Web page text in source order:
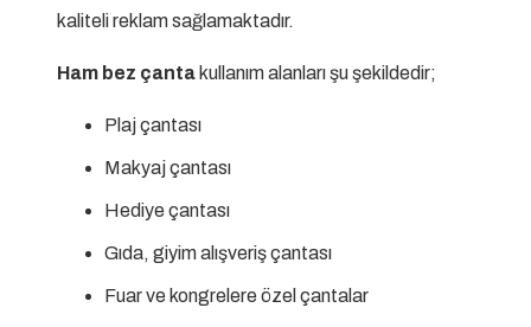
kaliteli reklam sağlamaktadır.
Ham bez çanta kullanım alanları şu şekildedir;
Plaj çantası
Makyaj çantası
Hediye çantası
Gıda, giyim alışveriş çantası
Fuar ve kongrelere özel çantalar